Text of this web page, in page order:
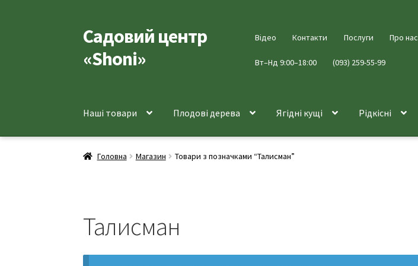
Перейти
до
навігації
Перейти
до
вмісту
Садовий центр
«Shoni»
Відео Контакти Послуги Про нас
Вт–Нд 9:00–18:00 (093) 259-55-99
Наші товари Плодові дерева Ягідні кущі Рідкісні
Головна Магазин Товари з позначками “Талисман”
Талисман